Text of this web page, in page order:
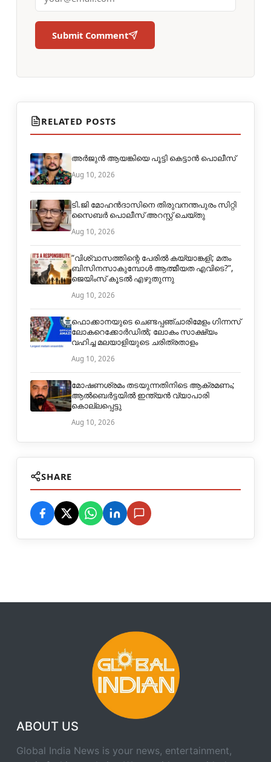
Submit Comment
RELATED POSTS
അർജുൻ ആയങ്കിയെ പൂട്ടി കെട്ടാൻ പൊലീസ്
Aug 10, 2026
ടി.ജി മോഹൻദാസിനെ തിരുവനന്തപുരം സിറ്റി
സൈബർ പൊലീസ് അറസ്റ്റ് ചെയ്തു
Aug 10, 2026
“വിശ്വാസത്തിന്റെ പേരിൽ കയ്യാങ്കളി; മതം
ബിസിനസാകുമ്പോൾ ആത്മീയത എവിടെ?”,
ജെയിംസ് കൂടൽ എഴുതുന്നു
Aug 10, 2026
ഫൊക്കാനയുടെ ചെണ്ടപ്പഞ്ചാരിമേളം ഗിന്നസ്
ലോകറെക്കോർഡിൽ; ലോകം സാക്ഷ്യം
വഹിച്ച മലയാളിയുടെ ചരിത്രതാളം
Aug 10, 2026
മോഷണശ്രമം തടയുന്നതിനിടെ ആക്രമണം;
ആൽബെർട്ടയിൽ ഇന്ത്യൻ വ്യാപാരി
കൊല്ലപ്പെട്ടു
Aug 10, 2026
SHARE
ABOUT US
Global India News is your news, entertainment,